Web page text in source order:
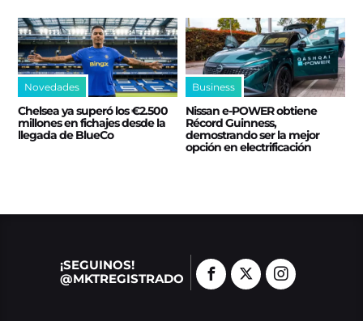
Novedades
Chelsea ya superó los €2.500
millones en fichajes desde la
llegada de BlueCo
Business
Nissan e‑POWER obtiene
Récord Guinness,
demostrando ser la mejor
opción en electrificación
¡SEGUINOS!
@MKTREGISTRADO